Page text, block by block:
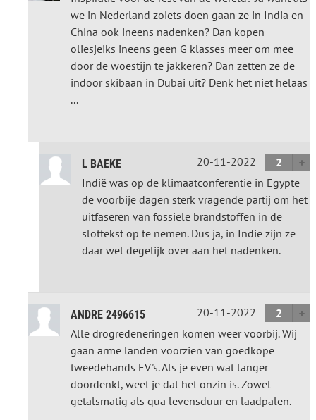
we in Nederland zoiets doen gaan ze in India en
China ook ineens nadenken? Dan kopen
oliesjeiks ineens geen G klasses meer om mee
door de woestijn te jakkeren? Dan zetten ze de
indoor skibaan in Dubai uit? Denk het niet helaas
...
L BAEKE 20-11-2022
2
Indië was op de klimaatconferentie in Egypte
de voorbije dagen sterk vragende partij om het
uitfaseren van fossiele brandstoffen in de
slottekst op te nemen. Dus ja, in Indië zijn ze
daar wel degelijk over aan het nadenken.
ANDRE 2496615 20-11-2022
2
Alle drogredeneringen komen weer voorbij. Wij
gaan arme landen voorzien van goedkope
tweedehands EV's. Als je even wat langer
doordenkt, weet je dat het onzin is. Zowel
getalsmatig als qua levensduur en laadpalen.